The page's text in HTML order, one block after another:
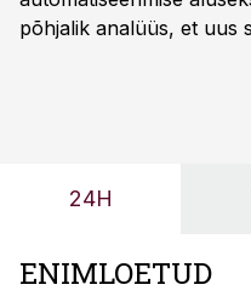
põhjalik analüüs, et uus
OÜ tegevjuht Sander
24H
ENIMLOETUD